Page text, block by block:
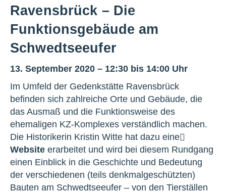
Ravensbrück – Die
Funktionsgebäude am
Schwedtseeufer
13. September 2020 – 12:30 bis 14:00 Uhr
Im Umfeld der Gedenkstätte Ravensbrück
befinden sich zahlreiche Orte und Gebäude, die
das Ausmaß und die Funktionsweise des
ehemaligen KZ-Komplexes verständlich machen.
Die Historikerin Kristin Witte hat dazu eine
Website erarbeitet und wird bei diesem Rundgang
einen Einblick in die Geschichte und Bedeutung
der verschiedenen (teils denkmalgeschützten)
Bauten am Schwedtseeufer – von den Tierställen